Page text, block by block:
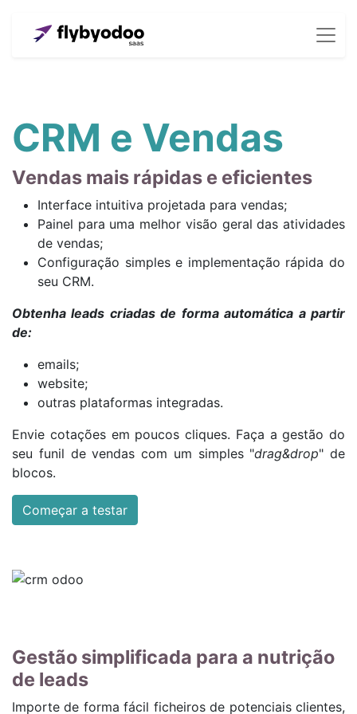
CRM e Vendas
Vendas mais rápidas e eficientes
Interface intuitiva projetada para vendas;
Painel para uma melhor visão geral das atividades
de vendas;
Configuração simples e implementação rápida do
seu CRM.
Obtenha leads criadas de forma automática a partir
de:
emails;
website;
outras plataformas integradas.
Envie cotações em poucos cliques. Faça a gestão do
seu funil de vendas com um simples "drag&drop" de
blocos.
Começar a testar
Gestão simplificada para a nutrição
de leads
Importe de forma fácil ficheiros de potenciais clientes,